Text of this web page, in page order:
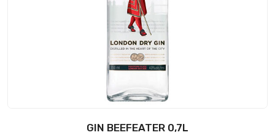
GIN BEEFEATER 0,7L